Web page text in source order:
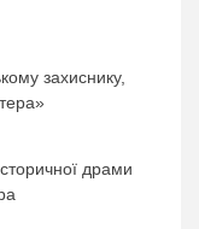
захиснику,
драми